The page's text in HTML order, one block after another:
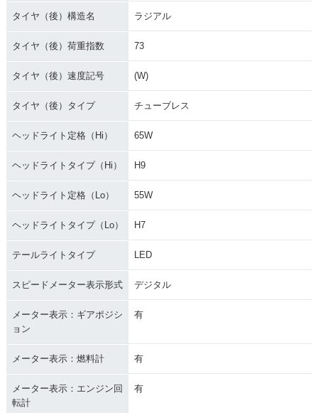
タイヤ（後）構造名 ラジアル
タイヤ（後）荷重指数 73
タイヤ（後）速度記号 (W)
タイヤ（後）タイプ チューブレス
ヘッドライト定格（Hi） 65W
ヘッドライトタイプ（Hi） H9
ヘッドライト定格（Lo） 55W
ヘッドライトタイプ（Lo） H7
テールライトタイプ LED
スピードメーター表示形式 デジタル
メーター表示：ギアポジシ
ョン
有
メーター表示：燃料計 有
メーター表示：エンジン回
転計
有